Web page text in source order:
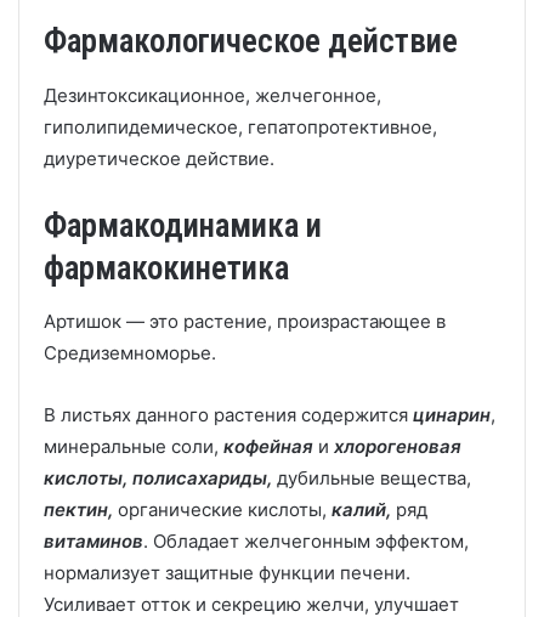
Фармакологическое действие
Дезинтоксикационное, желчегонное,
гиполипидемическое, гепатопротективное,
диуретическое действие.
Фармакодинамика и
фармакокинетика
Артишок — это растение, произрастающее в
Средиземноморье.
В листьях данного растения содержится цинарин,
минеральные соли, кофейная и хлорогеновая
кислоты, полисахариды, дубильные вещества,
пектин, органические кислоты, калий, ряд
витаминов. Обладает желчегонным эффектом,
нормализует защитные функции печени.
Усиливает отток и секрецию желчи, улучшает